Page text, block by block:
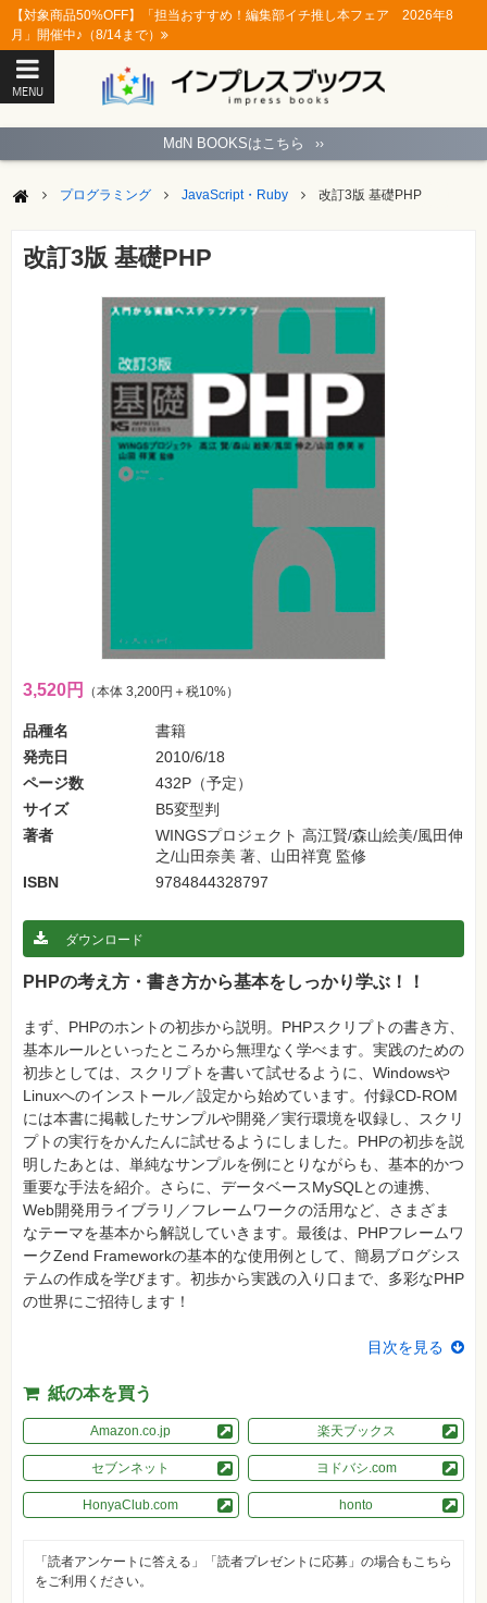
【対象商品50%OFF】「担当おすすめ！編集部イチ推し本フェア 2026年8
月」開催中♪（8/14まで）
MENU
ペ
ジ
ソ
コ
テ
ィ
グ
ビ
ジ
ネ
ス・
読
ラ・
写
真
資
格
試
験
プ
ロ
グ
ラ
ミ
ン
グ
ネ
ワ
ー
ク・
ジ
ー
趣
味・
材
集
作・
ソ
MdN BOOKSはこちら ››
プログラミング JavaScript・Ruby 改訂3版 基礎PHP
改訂3版 基礎PHP
3,520円 （本体 3,200円＋税10%）
品種名
書籍
発売日
2010/6/18
ページ数
432P（予定）
サイズ
B5変型判
著者
WINGSプロジェクト 高江賢/森山絵美/風田伸
之/山田奈美 著、山田祥寛 監修
ISBN
9784844328797
ダウンロード
PHPの考え方・書き方から基本をしっかり学ぶ！！
まず、PHPのホントの初歩から説明。PHPスクリプトの書き方、
基本ルールといったところから無理なく学べます。実践のための
初歩としては、スクリプトを書いて試せるように、Windowsや
Linuxへのインストール／設定から始めています。付録CD-ROM
には本書に掲載したサンプルや開発／実行環境を収録し、スクリ
プトの実行をかんたんに試せるようにしました。PHPの初歩を説
明したあとは、単純なサンプルを例にとりながらも、基本的かつ
重要な手法を紹介。さらに、データベースMySQLとの連携、
Web開発用ライブラリ／フレームワークの活用など、さまざま
なテーマを基本から解説していきます。最後は、PHPフレームワ
ークZend Frameworkの基本的な使用例として、簡易ブログシス
テムの作成を学びます。初歩から実践の入り口まで、多彩なPHP
の世界にご招待します！
目次を見る
紙の本を買う
Amazon.co.jp 楽天ブックス
セブンネット ヨドバシ.com
HonyaClub.com honto
「読者アンケートに答える」「読者プレゼントに応募」の場合もこちら
をご利用ください。